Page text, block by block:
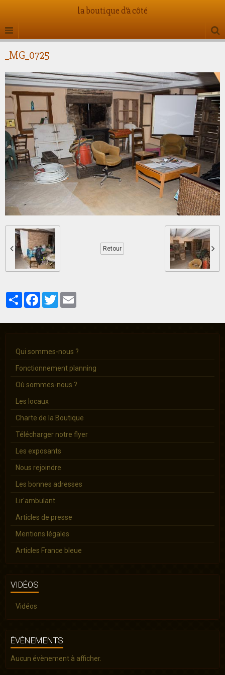
la boutique d'à côté
_MG_0725
Retour
PartagerFacebook
Twitter
Qui sommes-nous ?
Fonctionnement planning
Où sommes-nous ?
Les locaux
Charte de la Boutique
Télécharger notre flyer
Les exposants
Nous rejoindre
Les bonnes adresses
Lir'ambulant
Articles de presse
Mentions légales
Articles France bleue
VIDÉOS
Vidéos
ÉVÈNEMENTS
Aucun évènement à afficher.